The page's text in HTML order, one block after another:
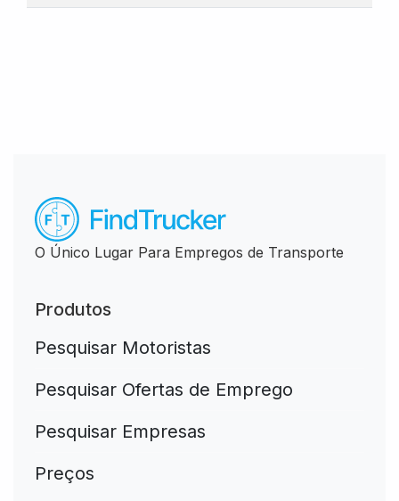
O Único Lugar Para Empregos de Transporte
Produtos
Pesquisar Motoristas
Pesquisar Ofertas de Emprego
Pesquisar Empresas
Preços